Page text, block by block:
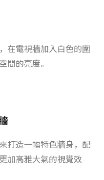
在電視牆加入白色的圍
間的亮度。
打造一幅特色牆身，配
加高雅大氣的視覺效